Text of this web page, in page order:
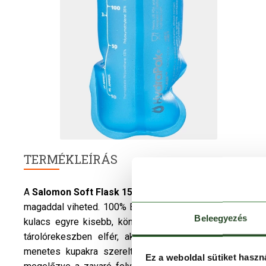
Beleegyezés
Ez a weboldal sütiket
TERMÉKLEÍRÁS
A Salomon Soft Flask 150Ml/5Oz 28
magaddal viheted. 100% BPA és PVC mentes anyaga
kulacs egyre kisebb, könnyebb lesz, és tartalma nem
tárolórekeszben elfér, akár futóöved, vagy
menetes kupakra szerelt, döntött, ergonomikus